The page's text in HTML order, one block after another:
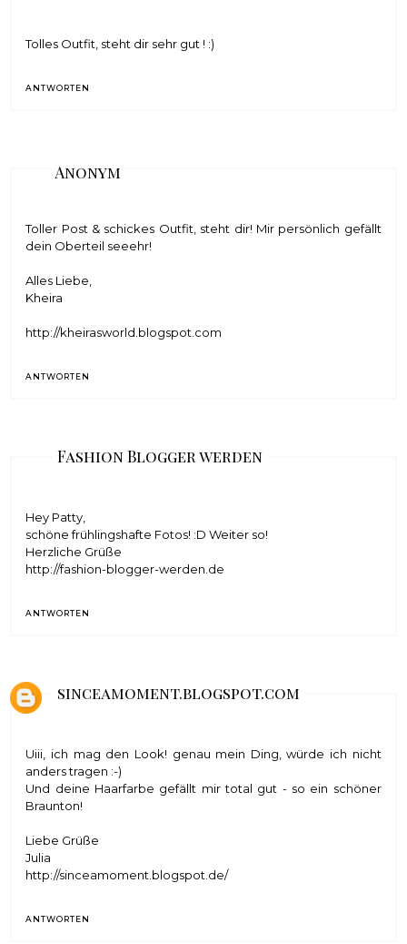
Tolles Outfit, steht dir sehr gut ! :)
ANTWORTEN
Anonym
Toller Post & schickes Outfit, steht dir! Mir persönlich gefällt
dein Oberteil seeehr!
Alles Liebe,
Kheira
http://kheirasworld.blogspot.com
ANTWORTEN
Fashion Blogger werden
Hey Patty,
schöne frühlingshafte Fotos! :D Weiter so!
Herzliche Grüße
http://fashion-blogger-werden.de
ANTWORTEN
sinceamoment.blogspot.com
Uiii, ich mag den Look! genau mein Ding, würde ich nicht
anders tragen :-)
Und deine Haarfarbe gefällt mir total gut - so ein schöner
Braunton!
Liebe Grüße
Julia
http://sinceamoment.blogspot.de/
ANTWORTEN